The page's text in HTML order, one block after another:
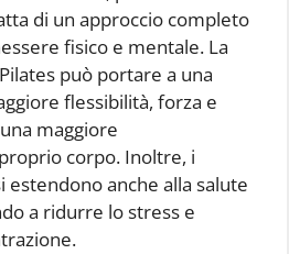
di un approccio completo
fisico e mentale. La
può portare a una
flessibilità, forza e
maggiore
corpo. Inoltre, i
estendono anche alla salute
a ridurre lo stress e